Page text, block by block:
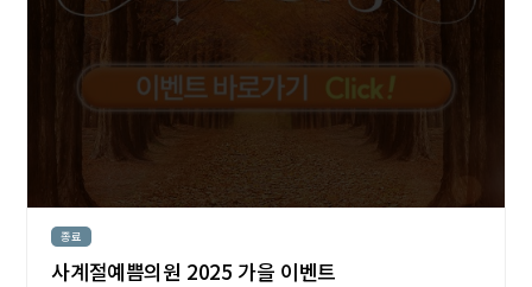
종료
사계절예쁨의원 2025 가을 이벤트